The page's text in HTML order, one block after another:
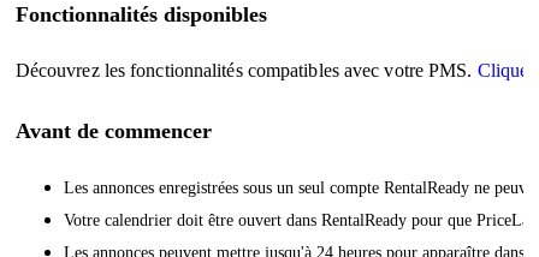
Fonctionnalités disponibles
Découvrez les fonctionnalités compatibles avec votre PMS.
Avant de commencer
Les annonces enregistrées sous un seul compte RentalReady ne
Votre calendrier doit être ouvert dans RentalReady pour que
Les annonces peuvent mettre jusqu'à 24 heures pour apparaître dans